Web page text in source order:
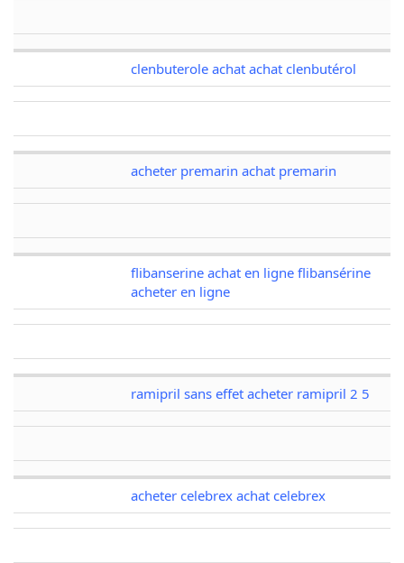
clenbuterole achat achat clenbutérol
acheter premarin achat premarin
flibanserine achat en ligne flibansérine
acheter en ligne
ramipril sans effet acheter ramipril 2 5
acheter celebrex achat celebrex